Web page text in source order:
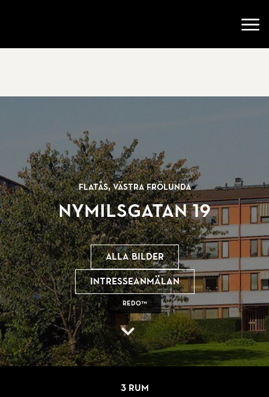
Flatås, Västra Frölunda
Nymilsgatan 19
REDO™
Alla bilder
Intresseanmälan
3 rum